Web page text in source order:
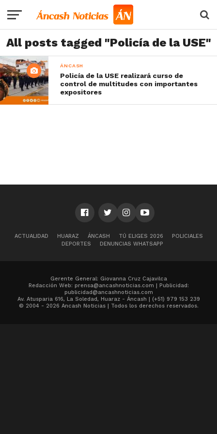
All posts tagged "Policía de la USE"
ÁNCASH
Policía de la USE realizará curso de
control de multitudes con importantes
expositores
ACTUALIDAD HUARAZ ÁNCASH TÚ ELIGES 2026
POLICIALES
DEPORTES
DENUNCIAS WHATSAPP
Gerente General: Giovanna Cruz Cajavilca
Redacción Web: prensa@ancashnoticias.com | Publicidad:
publicidad@ancashnoticias.com
Av. Atusparia 616, La Soledad, Huaraz - Áncash | (+51) 979 153 239
© 2004 - 2026 Ancash Noticias | Todos los derechos reservados.